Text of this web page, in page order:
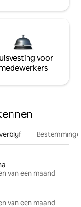
voor
medewerkers
van een maand
van een maand